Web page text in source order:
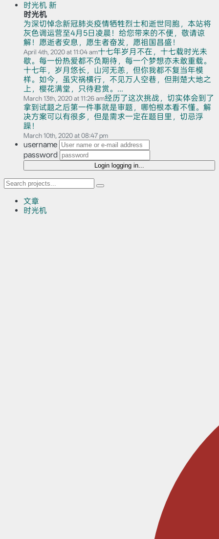
时光机 新
时光机
为深切悼念新冠肺炎疫情牺牲烈士和逝世同胞，本站将
灰色调运营至4月5日凌晨！给您带来的不便，敬请谅
解！愿逝者安息，愿生者奋发，愿祖国昌盛！
April 4th, 2020 at 11:04 am十七年岁月不在，十七载时光未
歇。每一份热爱都不负期待，每一个梦想亦未敢重载。
十七年，岁月悠长，山河无恙，但你我都不复当年模
样。如今，虽灾祸横行，不见万人空巷，但荆楚大地之
上，樱花满堂，只待君赏。...
March 13th, 2020 at 11:26 am经历了这次挑战，切实体会到了
拿到试题之后第一件事就是审题，哪怕根本看不懂。解
决方案可以有很多，但是需求一定在题目里，切忌浮
躁！
March 10th, 2020 at 08:47 pm
username
password
Login logging in...
文章
时光机